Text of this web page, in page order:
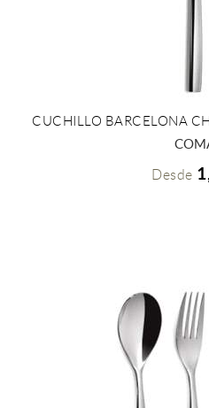
+ INFO
CUCHILLO BARCELONA
Desde